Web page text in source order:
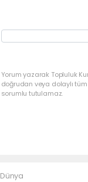
Yorum yazarak Topluluk
doğrudan veya dolaylı
sorumlu tutulamaz.
Dünya